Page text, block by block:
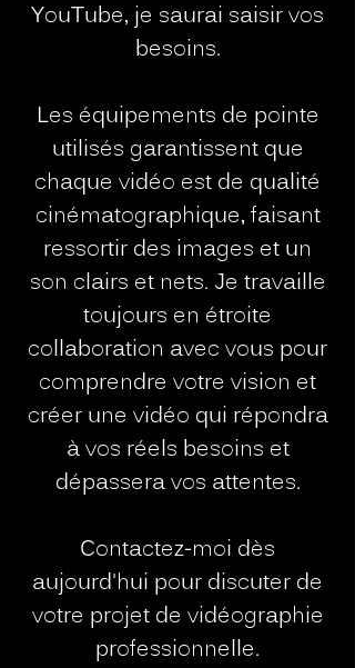
YouTube, je saurai saisir vos
besoins.
Les équipements de pointe
utilisés garantissent que
chaque vidéo est de qualité
cinématographique, faisant
ressortir des images et un
son clairs et nets. Je travaille
toujours en étroite
collaboration avec vous pour
comprendre votre vision et
créer une vidéo qui répondra
à vos réels besoins et
dépassera vos attentes.
Contactez-moi dès
aujourd'hui pour discuter de
votre projet de vidéographie
professionnelle.